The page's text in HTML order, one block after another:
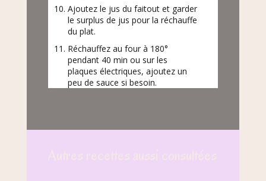
Ajoutez le jus du faitout et garder
le surplus de jus pour la réchauffe
du plat.
Réchauffez au four à 180°
pendant 40 min ou sur les
plaques électriques, ajoutez un
peu de sauce si besoin.